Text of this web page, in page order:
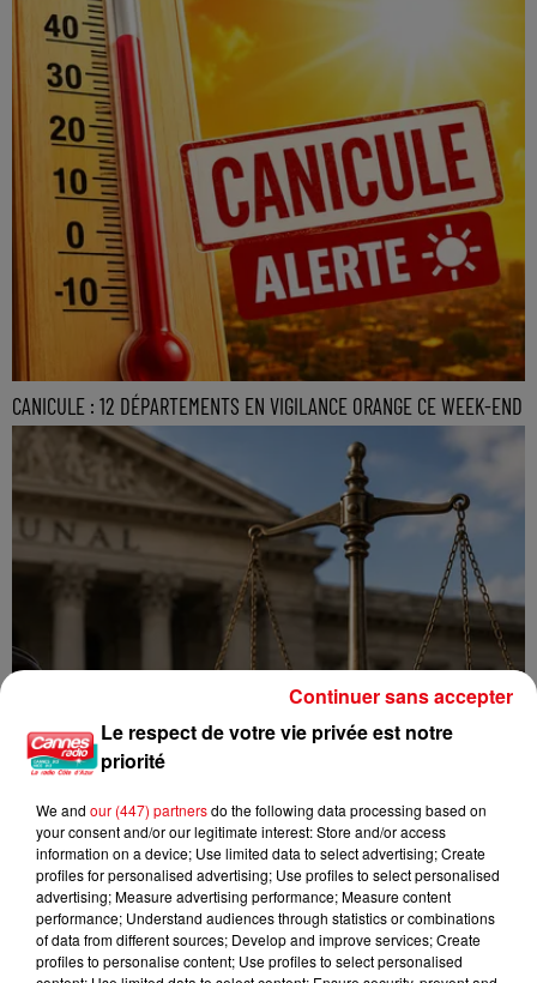
CANICULE : 12 DÉPARTEMENTS EN VIGILANCE ORANGE CE WEEK-END
Incendie au Mont-Boron : deux jeunes condamnés à six mois de
Le respect de votre vie privée est notre
priorité
We and our (447) partnersdo the following data processing based on
your consent and/or our legitimate interest: Store and/or access
information on a device; Use limited data to select advertising; Create
profiles for personalised advertising; Use profiles to select personalised
advertising; Measure advertising performance; Measure content
performance; Understand audiences through statistics or combinations
of data from different sources; Develop and improve services; Create
profiles to personalise content; Use profiles to select personalised
Continuer sans accepter